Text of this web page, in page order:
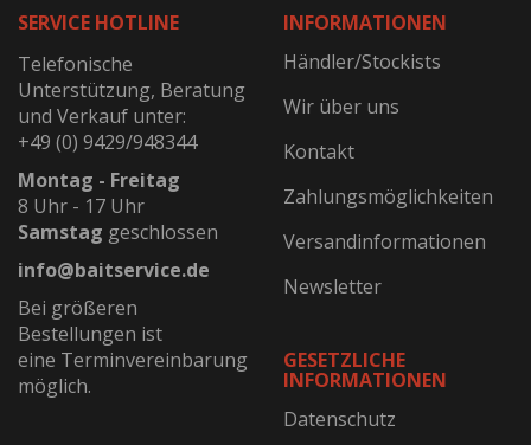
SERVICE HOTLINE
Telefonische
Unterstützung, Beratung
und Verkauf unter:
+49 (0) 9429/948344
Montag - Freitag
8 Uhr - 17 Uhr
Samstag geschlossen
info@baitservice.de
Bei größeren
Bestellungen ist
eine Terminvereinbarung
möglich.
INFORMATIONEN
Händler/Stockists
Wir über uns
Kontakt
Zahlungsmöglichkeiten
Versandinformationen
Newsletter
GESETZLICHE
INFORMATIONEN
Datenschutz